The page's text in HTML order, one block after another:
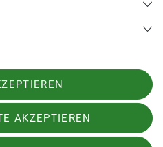
AKZEPTIEREN